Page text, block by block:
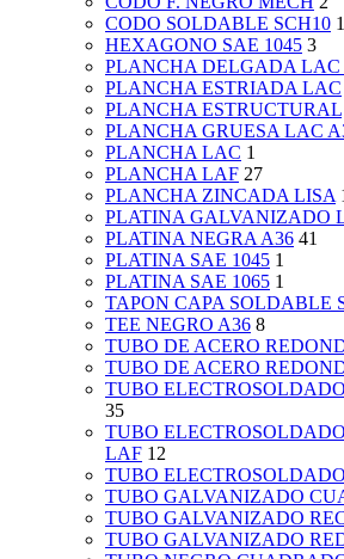
CODO SOLDABLE SCH10
HEXAGONO SAE 1045 3
PLANCHA DELGADA LAC
PLANCHA ESTRIADA LAC
PLANCHA ESTRUCTURAL
PLANCHA GRUESA LAC
PLANCHA LAC 1
PLANCHA LAF 27
PLANCHA ZINCADA LISA
PLATINA GALVANIZADO
PLATINA NEGRA A36 41
PLATINA SAE 1045 1
PLATINA SAE 1065 1
TAPON CAPA SOLDABLE
TEE NEGRO A36 8
TUBO DE ACERO
TUBO DE ACERO
TUBO
35
TUBO
LAF 12
TUBO
TUBO GALVANIZADO
TUBO GALVANIZADO
TUBO GALVANIZADO